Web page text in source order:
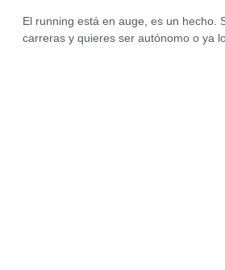
El running está en auge, es un hecho.
carreras y quieres ser autónomo o ya